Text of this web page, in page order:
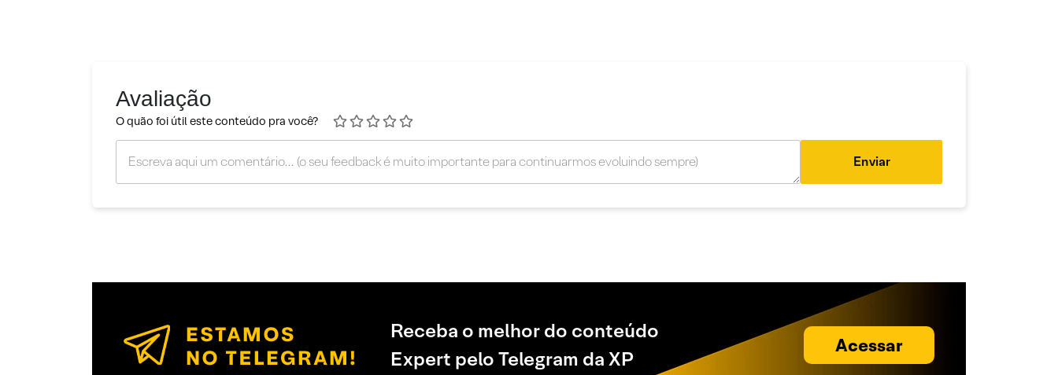
Avaliação
O quão foi útil este conteúdo pra você?
Enviar
Receba o melhor do conteúdo
Expert pelo Telegram da XP
Acessar